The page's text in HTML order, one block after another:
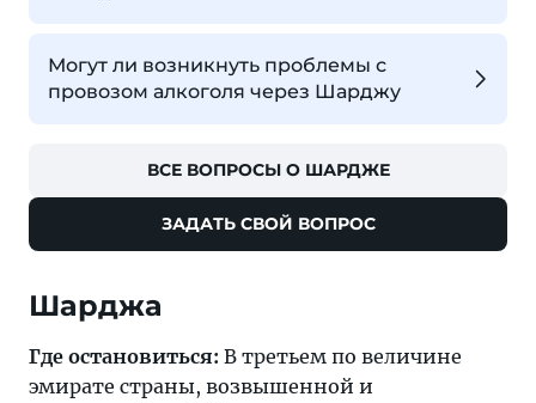
Могут ли возникнуть проблемы с
провозом алкоголя через Шарджу
ВСЕ ВОПРОСЫ О ШАРДЖЕ
ЗАДАТЬ СВОЙ ВОПРОС
Шарджа
Где остановиться: В третьем по величине
эмирате страны, возвышенной и